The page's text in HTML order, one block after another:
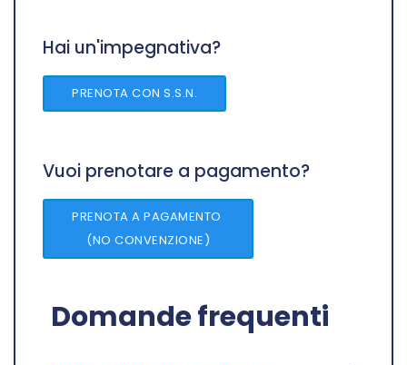
Hai un'impegnativa?
PRENOTA CON S.S.N.
Vuoi prenotare a pagamento?
PRENOTA A PAGAMENTO
(NO CONVENZIONE)
Domande frequenti